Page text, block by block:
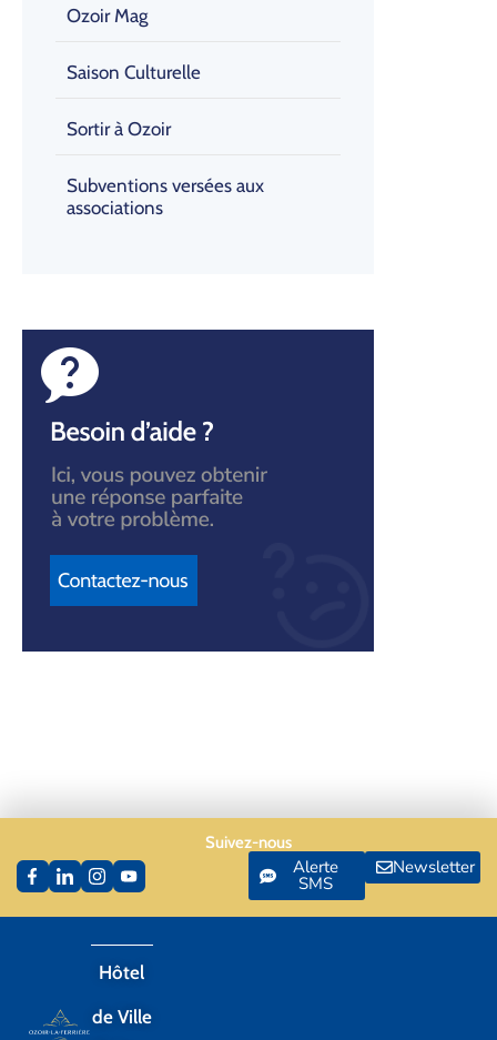
Ozoir Mag
Saison Culturelle
Sortir à Ozoir
Subventions versées aux
associations
Hôtel
de Ville
Suivez-nous
Alerte
SMS
Newsletter